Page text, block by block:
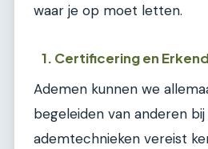
waar je op moet letten.
1. Certificering en
Ademen kunnen we
begeleiden van anderen
ademtechnieken vereist